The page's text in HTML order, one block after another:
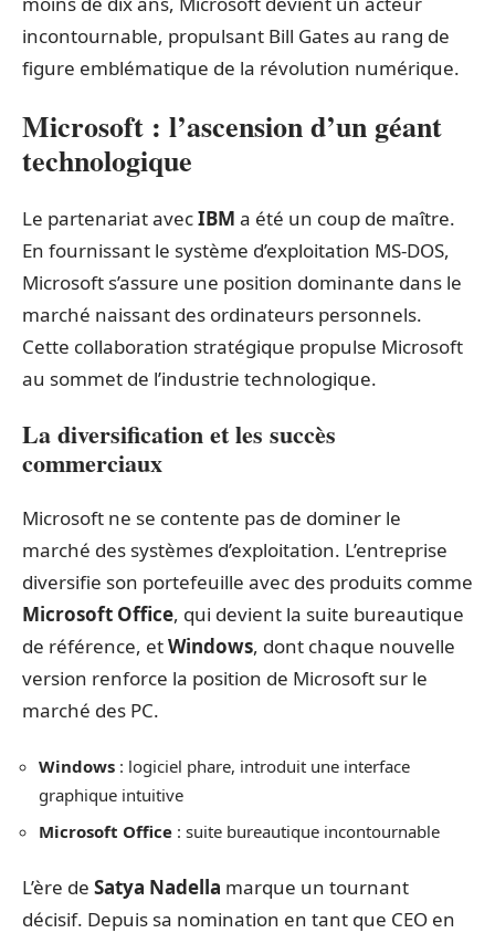
incontournable, propulsant Bill Gates au rang de
figure emblématique de la révolution numérique.
Microsoft : l’ascension d’un géant
technologique
Le partenariat avecIBM a été un coup de maître.
En fournissant le système d’exploitation MS-DOS,
Microsoft s’assure une position dominante dans le
marché naissant des ordinateurs personnels.
Cette collaboration stratégique propulse Microsoft
au sommet de l’industrie technologique.
La diversification et les succès
commerciaux
Microsoft ne se contente pas de dominer le
marché des systèmes d’exploitation. L’entreprise
diversifie son portefeuille avec des produits comme
Microsoft Office, qui devient la suite bureautique
de référence, etWindows, dont chaque nouvelle
version renforce la position de Microsoft sur le
marché des PC.
Windows : logiciel phare, introduit une interface
graphique intuitive
Microsoft Office : suite bureautique incontournable
L’ère de Satya Nadella marque un tournant
décisif. Depuis sa nomination en tant que CEO en